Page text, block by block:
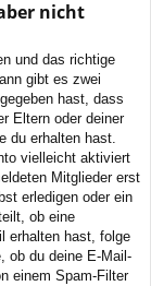
nicht
und das richtige
gibt es zwei
hast, dass
Eltern oder deiner
du erhalten hast.
vielleicht aktiviert
Mitglieder erst
erledigen oder ein
ob eine
erhalten hast, folge
ob du deine E-Mail-
einem Spam-Filter